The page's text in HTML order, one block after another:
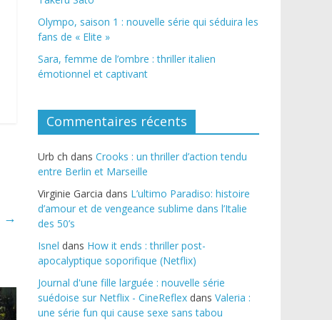
→
Olympo, saison 1 : nouvelle série qui séduira les
fans de « Elite »
Sara, femme de l’ombre : thriller italien
émotionnel et captivant
Commentaires récents
Urb ch dans Crooks : un thriller d’action tendu
entre Berlin et Marseille
Virginie Garcia dans L’ultimo Paradiso: histoire
d’amour et de vengeance sublime dans l’Italie
des 50’s
Isnel dans How it ends : thriller post-
apocalyptique soporifique (Netflix)
Journal d'une fille larguée : nouvelle série
suédoise sur Netflix - CineReflex dans Valeria :
une série fun qui cause sexe sans tabou